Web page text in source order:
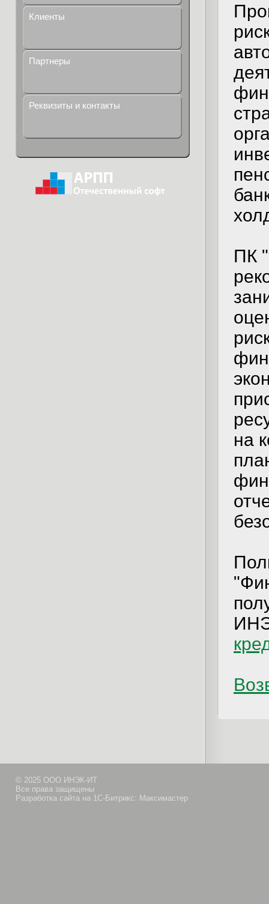
Клиенты
Партнеры
Реквизиты и контакты
ПК
на
© 2025 ООО ИНЭК-ИТ
Все права защищены
Разработка сайта на 1С-Битрикс: Максимастер